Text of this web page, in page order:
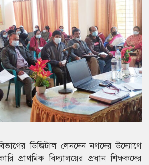
ডিজিটাল লেনদেন নগদের উদ্যোগে
প্রাথমিক বিদ্যালয়ের প্রধান শিক্ষকদের